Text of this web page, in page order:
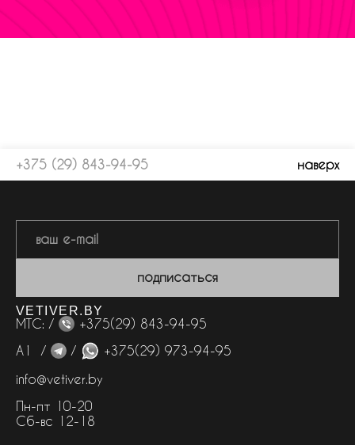
+375 (29) 843-94-95 наверх
подписаться
VETIVER.BY
МТС: /
+375(29) 843-94-95
А1 /
/
+375(29) 973-94-95
info@vetiver.by
Пн-пт 10-20
Сб-вс 12-18